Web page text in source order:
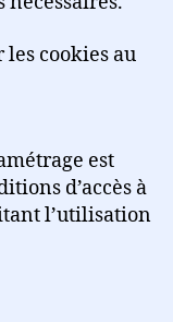
les cookies au
est
d’accès à
l’utilisation